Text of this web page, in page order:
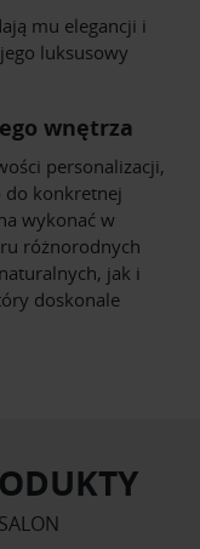
mu elegancji i
luksusowy
wnętrza
personalizacji,
do konkretnej
wykonać w
różnorodnych
jak i
doskonale